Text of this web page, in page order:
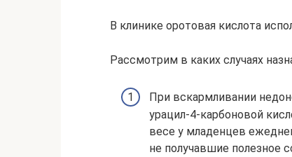
В клинике оротовая кислота
Рассмотрим в каких случаях
При вскармливании
урацил-4-карбоновой
весе у младенцев
не получавшие полезное